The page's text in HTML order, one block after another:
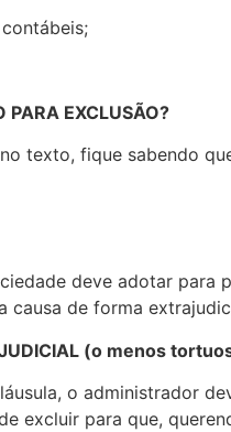
PARA EXCLUSÃO?
texto, fique sabendo
deve adotar para
causa de forma
(o menos
o administrador
excluir para que,